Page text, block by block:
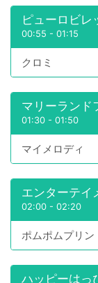
ピューロビレ
00:55 - 01:15
クロミ
マリーランド
01:30 - 01:50
マイメロディ
エンターテイ
02:00 - 02:20
ポムポムプリン
ハッピーはっ